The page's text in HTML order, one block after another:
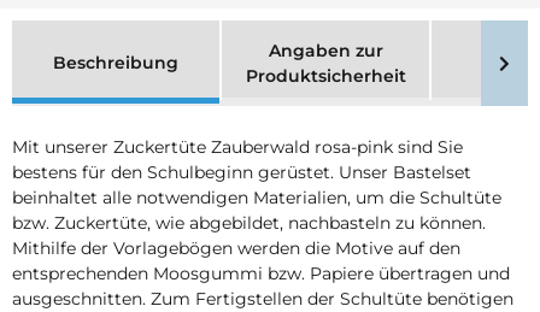
Beschreibung
Angaben zur
Produktsicherheit
Mit unserer Zuckertüte Zauberwald rosa-pink sind Sie
bestens für den Schulbeginn gerüstet. Unser Bastelset
beinhaltet alle notwendigen Materialien, um die Schultüte
bzw. Zuckertüte, wie abgebildet, nachbasteln zu können.
Mithilfe der Vorlagebögen werden die Motive auf den
entsprechenden Moosgummi bzw. Papiere übertragen und
ausgeschnitten. Zum Fertigstellen der Schultüte benötigen